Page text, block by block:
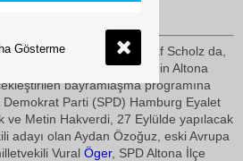
Çalışma Bakanı Olaf Scholz da,
kutladı. Hamburg kentinin Altona
bayramlaşma programına
Demokrat Parti (SPD) Hamburg Eyalet
ve Metin Hakverdi, 27 Eylülde yapılacak
adayı olan Aydan Özoğuz, eski Avrupa
Vural Öger, SPD Altona İlçe
Gösterme